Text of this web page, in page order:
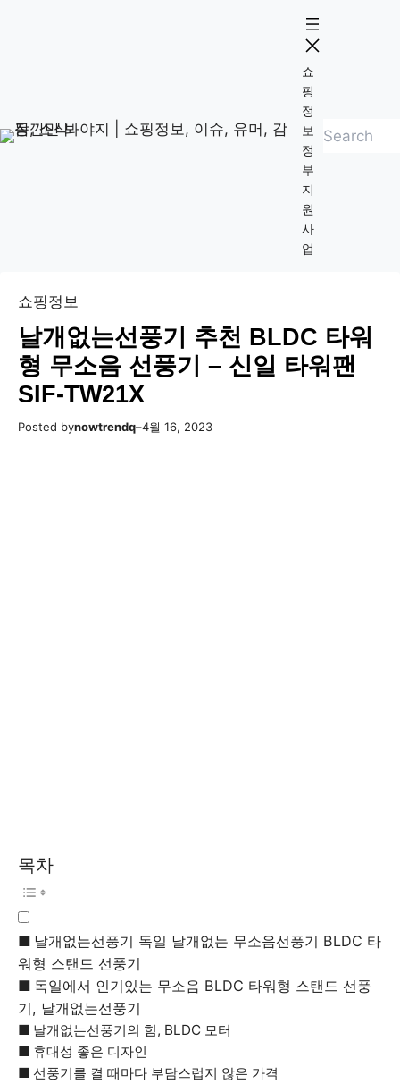
로
쇼
핑
정
보
정
부
지
원
사
업
검
쇼핑정보
날개없는선풍기 추천 BLDC 타워
형 무소음 선풍기 – 신일 타워팬
SIF-TW21X
Posted bynowtrendq–4월 16, 2023
목차
날개없는선풍기 독일 날개없는 무소음선풍기 BLDC 타
워형 스탠드 선풍기
독일에서 인기있는 무소음 BLDC 타워형 스탠드 선풍
기, 날개없는선풍기
날개없는선풍기의 힘, BLDC 모터
휴대성 좋은 디자인
선풍기를 켤 때마다 부담스럽지 않은 가격